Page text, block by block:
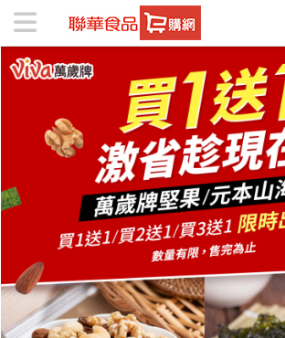
聯華食品e購網-Official Online Store